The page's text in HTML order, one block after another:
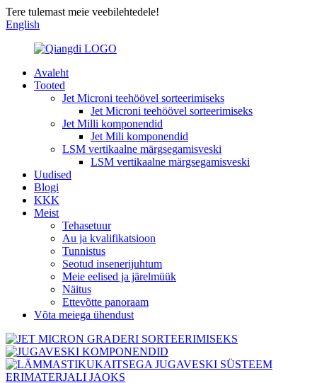
Tere tulemast meie veebilehtedele!
English
Avaleht
Tooted
Jet Microni teehöövel sorteerimiseks
Jet Microni teehöövel sorteerimiseks
Jet Milli komponendid
Jet Mili komponendid
LSM vertikaalne märgsegamisveski
LSM vertikaalne märgsegamisveski
Uudised
Blogi
KKK
Meist
Tehasetuur
Au ja kvalifikatsioon
Tunnistus
Seotud insenerijuhtum
Meie eelised ja järelmüük
Näitus
Ettevõtte panoraam
Võta meiega ühendust